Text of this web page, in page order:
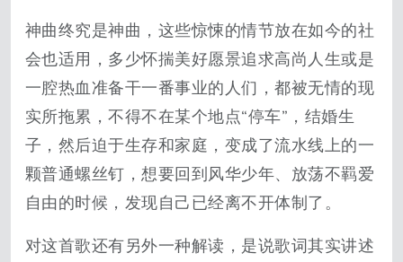
神曲终究是神曲，这些惊悚的情节放在如今的社
会也适用，多少怀揣美好愿景追求高尚人生或是
一腔热血准备干一番事业的人们，都被无情的现
实所拖累，不得不在某个地点“停车”，结婚生
子，然后迫于生存和家庭，变成了流水线上的一
颗普通螺丝钉，想要回到风华少年、放荡不羁爱
自由的时候，发现自己已经离不开体制了。
对这首歌还有另外一种解读，是说歌词其实讲述